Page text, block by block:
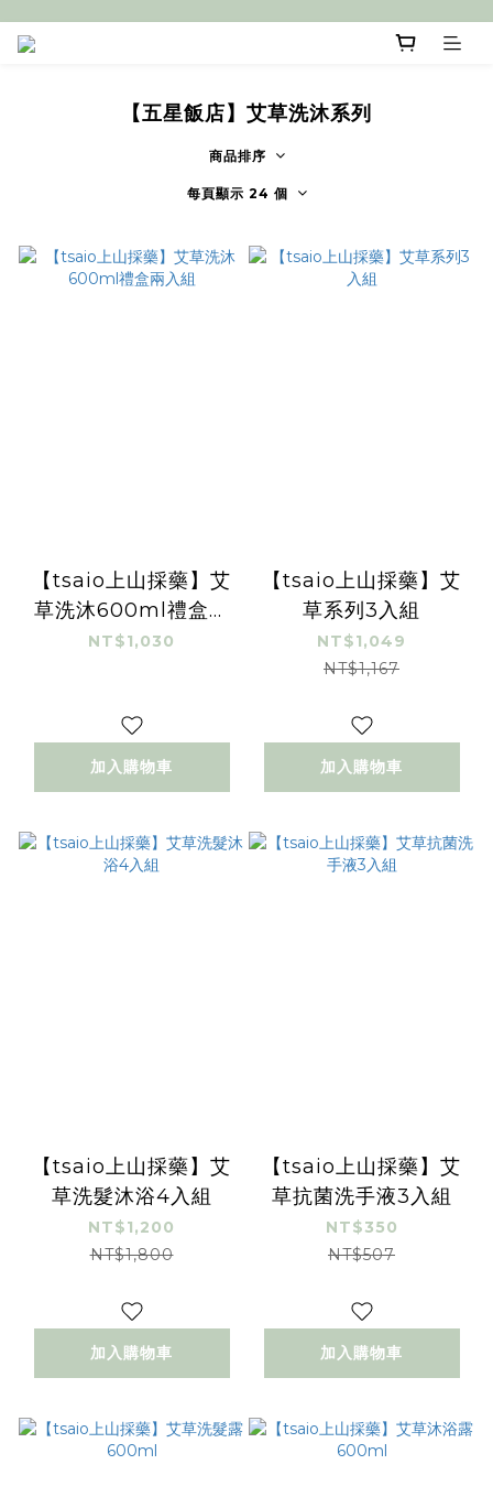
【五星飯店】艾草洗沐系列
商品排序
每頁顯示 24 個
【tsaio上山採藥】艾
草洗沐600ml禮盒兩
入組
NT$1,030
加入購物車
【tsaio上山採藥】艾
草系列3入組
NT$1,049
NT$1,167
加入購物車
【tsaio上山採藥】艾
草洗髮沐浴4入組
NT$1,200
NT$1,800
加入購物車
【tsaio上山採藥】艾
草抗菌洗手液3入組
NT$350
NT$507
加入購物車